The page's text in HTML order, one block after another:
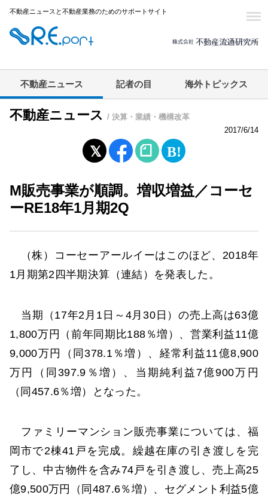
不動産ニュースと不動産業務のためのサポートサイト
不動産ニュース 記者の目 海外トピックス
不動産ニュース / 決算・業績・機構改革
2017/6/14
M販売事業が順調。増収増益／コーセ
ーRE18年1月期2Q
（株）コーセーアールイーはこのほど、2018年
1月期第2四半期決算（連結）を発表した。
当期（17年2月1日～4月30日）の売上高は63億
1,800万円（前年同期比188％増）、営業利益11億
9,000万円（同378.1％増）、経常利益11億8,900
万円（同397.9％増）、当期純利益7億900万円
（同457.6％増）となった。
ファミリーマンション販売事業については、福
岡市で2棟41戸を完成。繰越在庫の引き渡しを完
了し、中古物件を含み74戸を引き渡し、売上高25
億9,500万円（同487.6％増）、セグメント利益5億